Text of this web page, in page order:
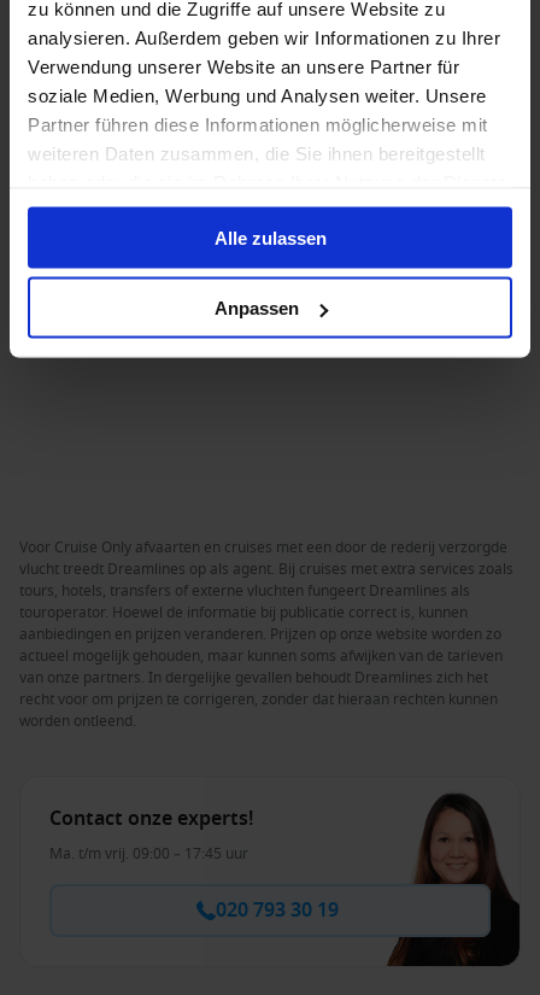
zu können und die Zugriffe auf unsere Website zu
analysieren. Außerdem geben wir Informationen zu Ihrer
Verwendung unserer Website an unsere Partner für
soziale Medien, Werbung und Analysen weiter. Unsere
Partner führen diese Informationen möglicherweise mit
weiteren Daten zusammen, die Sie ihnen bereitgestellt
gesammelt haben.
Alle zulassen
Anpassen
bestemmingen, van pittoreske Europese havens tot
bruisende wereldsteden. Ontspan in elegante hutten,
geniet van uitstekende restaurants en laat je
verrassen door entertainment en wellness. Elke cruise
is een ontdekkingsreis vol onvergetelijke momenten.
Gerenoveerd in:
2021
Munteenheid:
EUR
Passagiers:
1000
Meer informatie
Voor Cruise Only afvaarten en cruises met een door de rederij verzorgde
vlucht treedt Dreamlines op als agent. Bij cruises met extra services zoals
tours, hotels, transfers of externe vluchten fungeert Dreamlines als
touroperator. Hoewel de informatie bij publicatie correct is, kunnen
aanbiedingen en prijzen veranderen. Prijzen op onze website worden zo
actueel mogelijk gehouden, maar kunnen soms afwijken van de tarieven
van onze partners. In dergelijke gevallen behoudt Dreamlines zich het
recht voor om prijzen te corrigeren, zonder dat hieraan rechten kunnen
worden ontleend.
Contact onze experts!
Ma. t/m vrij. 09:00 – 17:45 uur
020 793 30 19